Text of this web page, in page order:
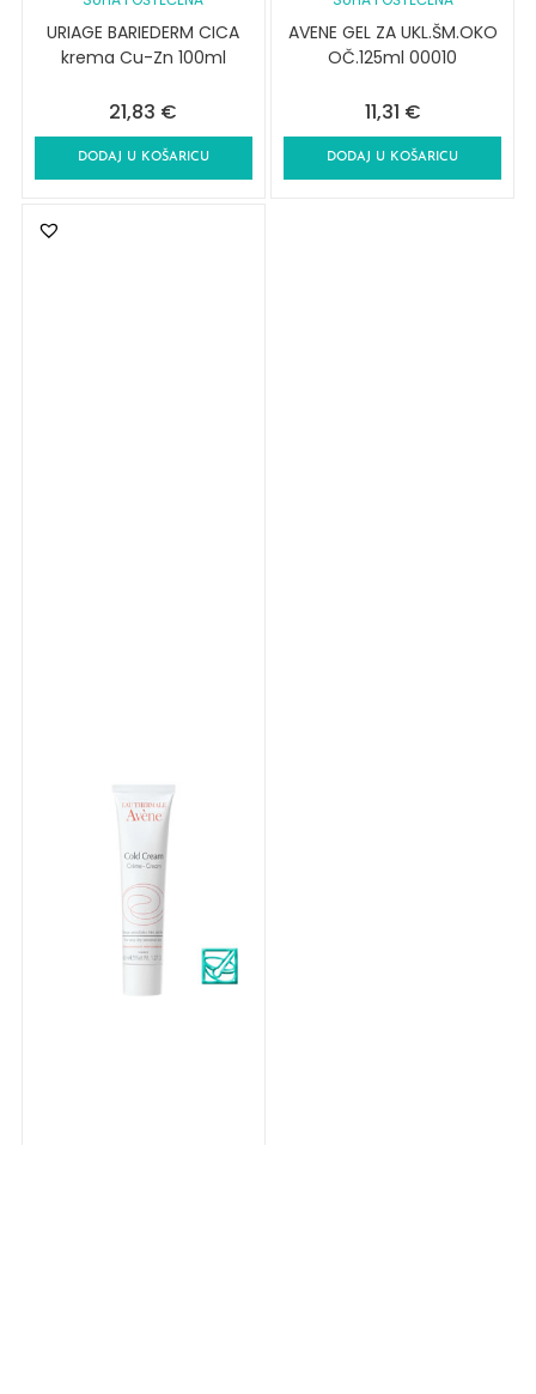
URIAGE BARIEDERM CICA
krema Cu-Zn 100ml
21,83 €
DODAJ U KOŠARICU
AVENE GEL ZA UKL.ŠM.OKO
OČ.125ml 00010
11,31 €
DODAJ U KOŠARICU